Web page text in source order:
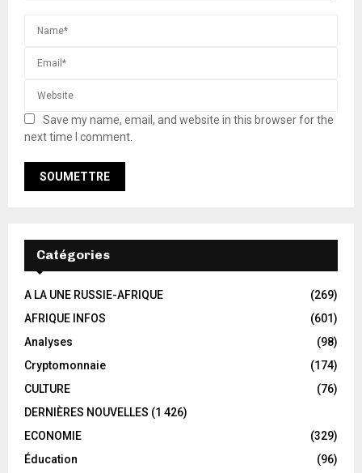
Save my name, email, and website in this browser for the
next time I comment.
Catégories
A LA UNE RUSSIE-AFRIQUE
(269)
AFRIQUE INFOS
(601)
Analyses
(98)
Cryptomonnaie
(174)
CULTURE
(76)
DERNIÈRES NOUVELLES (1 426)
ECONOMIE
(329)
Éducation
(96)